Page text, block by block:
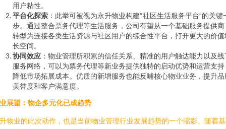
用户粘性。
平台化探索 ：此举可被视为永升物业构建“社区生活服务平台”的关键
步。通过整合票务代理等生活服务，公司有望从一个基础服务提供商
转型为连接各类生活资源与社区用户的综合性平台，打开更大的价值
长空间。
协同效应 ：物业管理所积累的信任关系、精准的用户触达能力以及线
服务网络，可以为票务代理等新业务提供独特的启动优势和运营支持
降低市场拓展成本。优质的新增服务也能反哺核心物业业务，提升品
美誉度和客户满意度。
展望：物企多元化已成趋势
物业的此次动作，也是当前物业管理行业发展趋势的一个缩影。随着